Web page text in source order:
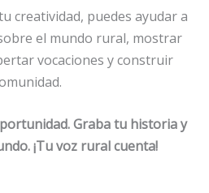
creatividad, puedes ayudar a
el mundo rural, mostrar
vocaciones y construir
Graba tu historia y
¡Tu voz rural cuenta!